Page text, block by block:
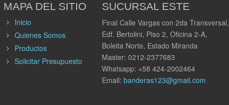
MAPA DEL SITIO
Inicio
Quienes Somos
Productos
Solicitar Presupuesto
SUCURSAL ESTE
Final Calle Vargas con 2da Transversal,
Edf. Bertolini, Piso 2, Oficina 2-A,
Boleita Norte, Estado Miranda
Master: 0212-2377683
Whatsapp: +58 424-2002464
Email: banderas123@gmail.com